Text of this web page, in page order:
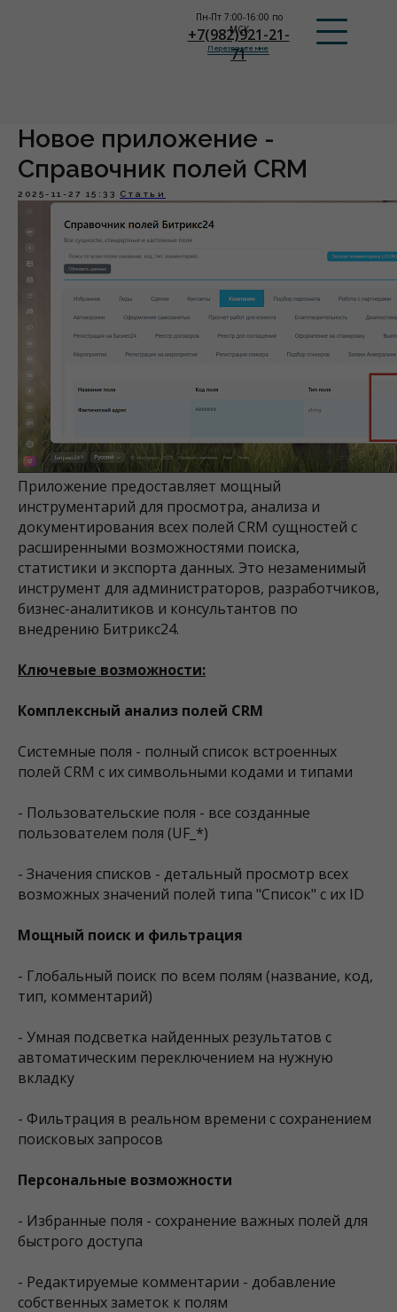
+7(982)921-21-
71
Пн-Пт 7:00-16:00 по
МСК
Перезвоните мне
Новое приложение -
Справочник полей CRM
2025-11-27 15:33 Статьи
Приложение предоставляет мощный
инструментарий для просмотра, анализа и
документирования всех полей CRM сущностей с
расширенными возможностями поиска,
статистики и экспорта данных. Это незаменимый
инструмент для администраторов, разработчиков,
бизнес-аналитиков и консультантов по
внедрению Битрикс24.
Ключевые возможности:
Комплексный анализ полей CRM
Системные поля - полный список встроенных
полей CRM с их символьными кодами и типами
- Пользовательские поля - все созданные
пользователем поля (UF_*)
- Значения списков - детальный просмотр всех
возможных значений полей типа "Список" с их ID
Мощный поиск и фильтрация
- Глобальный поиск по всем полям (название, код,
тип, комментарий)
- Умная подсветка найденных результатов с
автоматическим переключением на нужную
вкладку
- Фильтрация в реальном времени с сохранением
поисковых запросов
Персональные возможности
- Избранные поля - сохранение важных полей для
быстрого доступа
- Редактируемые комментарии - добавление
собственных заметок к полям